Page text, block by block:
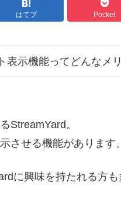
はてブ Pocket
表示機能ってどんなメ
StreamYard。
させる機能があります。
に興味を持たれる方も